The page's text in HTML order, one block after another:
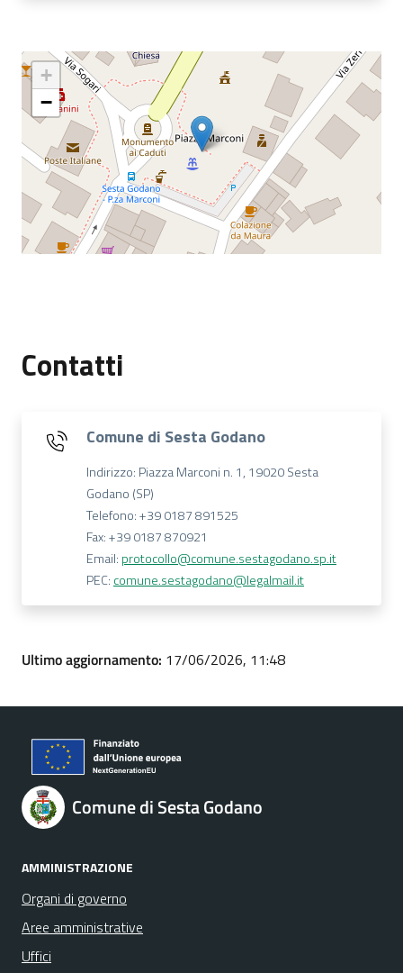
+
−
Contatti
Comune di Sesta Godano
Indirizzo: Piazza Marconi n. 1, 19020 Sesta
Godano (SP)
Telefono: +39 0187 891525
Fax: +39 0187 870921
Email: protocollo@comune.sestagodano.sp.it
PEC: comune.sestagodano@legalmail.it
Ultimo aggiornamento: 17/06/2026, 11:48
Comune di Sesta Godano
AMMINISTRAZIONE
Organi di governo
Aree amministrative
Uffici